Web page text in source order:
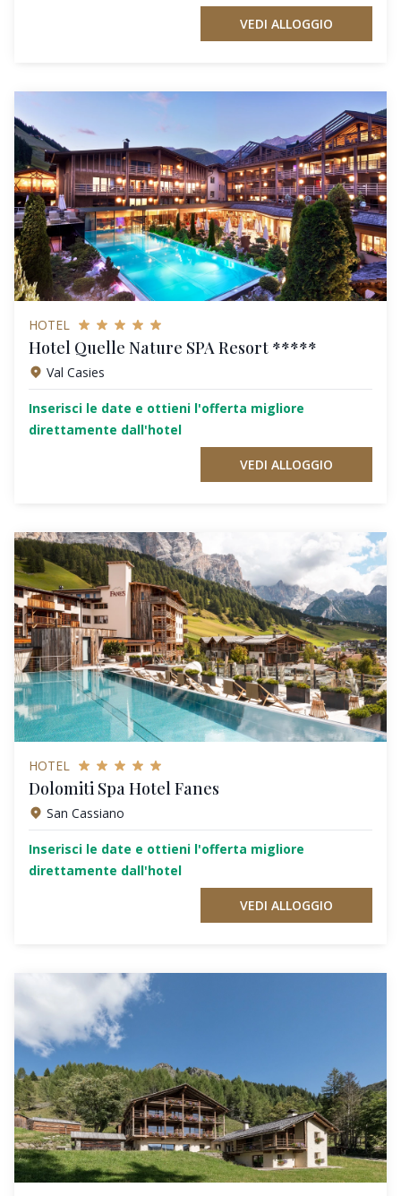
VEDI ALLOGGIO
HOTEL
Hotel Quelle Nature SPA Resort *****
Val Casies
Inserisci le date e ottieni l'offerta migliore
direttamente dall'hotel
VEDI ALLOGGIO
HOTEL
Dolomiti Spa Hotel Fanes
San Cassiano
Inserisci le date e ottieni l'offerta migliore
direttamente dall'hotel
VEDI ALLOGGIO